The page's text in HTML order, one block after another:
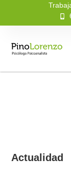
Actualidad